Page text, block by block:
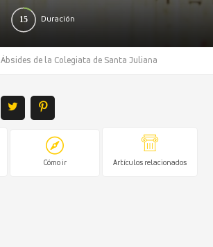
Duración
15
0 140
Ábsides de la Colegiata de Santa Juliana
Cómo ir Artículos relacionados